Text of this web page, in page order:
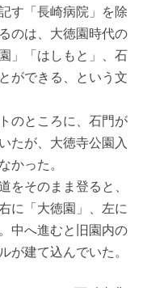
す「長崎病院」を除
のは、大徳園時代の
」「はしもと」、石
ができる、という文
のところに、石門が
たが、大徳寺公園入
かった。
をそのまま登ると、
に「大徳園」、左に
中へ進むと旧園内の
が建て込んでいた。